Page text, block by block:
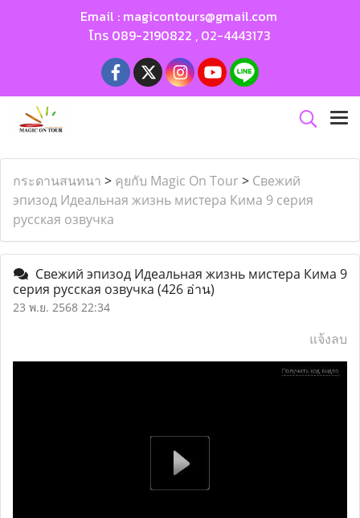
Email : magicontours@gmail.com
โทร 089-2190822 , 02-4443173
กระดานสนทนา > คุยกับ Magic On Tour > Свежий
эпизод Идеальная жизнь мистера Кима 9 серия
русская озвучка
Свежий эпизод Идеальная жизнь мистера Кима 9
серия русская озвучка (426 อ่าน)
23 พ.ย. 2568 22:34
แจ้งลบ